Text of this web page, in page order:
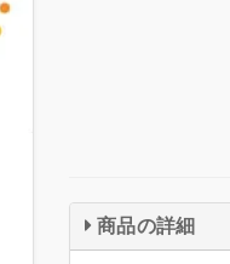
商品の詳細